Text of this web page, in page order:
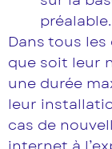
préalable.
Dans tous
que soit leur
une durée
leur
cas de